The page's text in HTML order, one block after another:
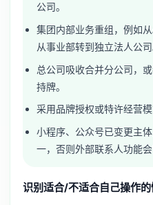
公司。
集团内部业务重组，例如
从事业部转到独立法人公司
总公司吸收合并分公司，
持牌。
采用品牌授权或特许经营
小程序、公众号已变更主
一，否则外部联系人功能会
识别适合/不适合自己操作